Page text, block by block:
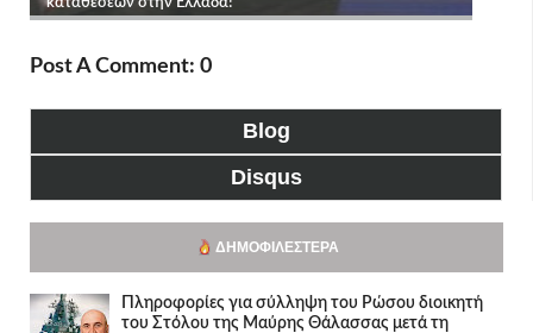
Post A Comment: 0
Blog
Disqus
ΔΗΜΟΦΙΛΈΣΤΕΡΑ
Πληροφορίες για σύλληψη του Ρώσου διοικητή
του Στόλου της Mαύρης Θάλασσας μετά τη